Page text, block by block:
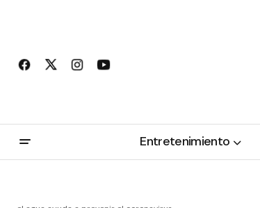
Entretenimiento